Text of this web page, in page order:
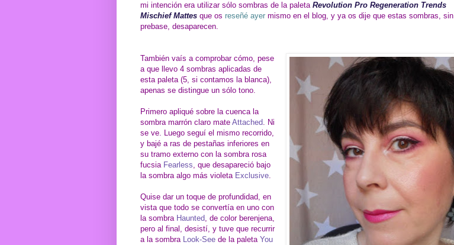
mi intención era utilizar sólo sombras de la paleta Revolution Pro Regeneration Trends
Mischief Mattes que os reseñé ayer mismo en el blog, y ya os dije que estas sombras, sin
prebase, desaparecen.
También vaís a comprobar cómo, pese
a que llevo 4 sombras aplicadas de
esta paleta (5, si contamos la blanca),
apenas se distingue un sólo tono.
Primero apliqué sobre la cuenca la
sombra marrón claro mate Attached. Ni
se ve. Luego seguí el mismo recorrido,
y bajé a ras de pestañas inferiores en
su tramo externo con la sombra rosa
fucsia Fearless, que desapareció bajo
la sombra algo más violeta Exclusive.
Quise dar un toque de profundidad, en
vista que todo se convertía en uno con
la sombra Haunted, de color berenjena,
pero al final, desistí, y tuve que recurrir
a la sombra Look-See de la paletaYou